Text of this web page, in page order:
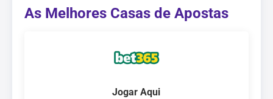
As Melhores Casas de Apostas
Jogar Aqui